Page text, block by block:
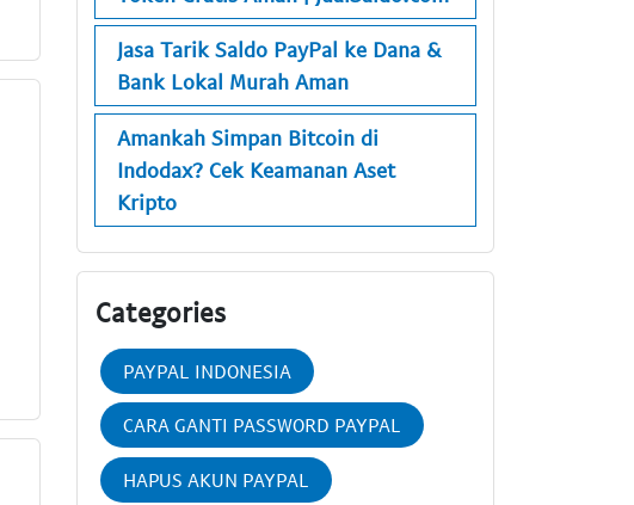
Jasa Tarik Saldo PayPal ke Dana &
Bank Lokal Murah Aman
Amankah Simpan Bitcoin di
Indodax? Cek Keamanan Aset
Kripto
Categories
PAYPAL INDONESIA
CARA GANTI PASSWORD PAYPAL
HAPUS AKUN PAYPAL